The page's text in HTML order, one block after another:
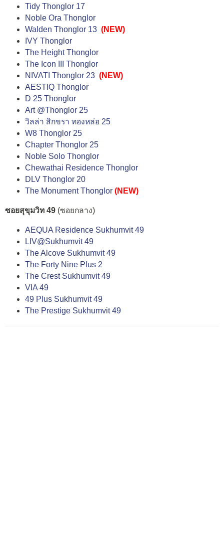
Tidy Thonglor 17
Noble Ora Thonglor
Walden Thonglor 13 (NEW)
IVY Thonglor
The Height Thonglor
The Icon III Thonglor
NIVATI Thonglor 23 (NEW)
AESTIQ Thonglor
D 25 Thonglor
Art @Thonglor 25
วิลล่า สิกขรา ทองหล่อ 25
W8 Thonglor 25
Chapter Thonglor 25
Noble Solo Thonglor
Chewathai Residence Thonglor
DLV Thonglor 20
The Monument Thonglor (NEW)
ซอยสุขุมวิท 49 (ซอยกลาง)
AEQUA Residence Sukhumvit 49
LIV@Sukhumvit 49
The Alcove Sukhumvit 49
The Forty Nine Plus 2
The Crest Sukhumvit 49
VIA 49
49 Plus Sukhumvit 49
The Prestige Sukhumvit 49